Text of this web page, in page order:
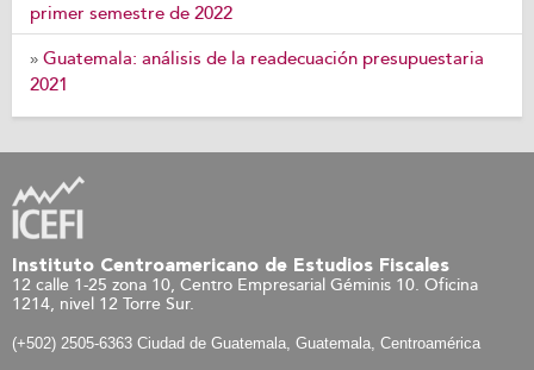
primer semestre de 2022
» Guatemala: análisis de la readecuación presupuestaria
2021
Instituto Centroamericano de Estudios Fiscales
12 calle 1-25 zona 10, Centro Empresarial Géminis 10. Oficina
1214, nivel 12 Torre Sur.
(+502) 2505-6363 Ciudad de Guatemala, Guatemala, Centroamérica